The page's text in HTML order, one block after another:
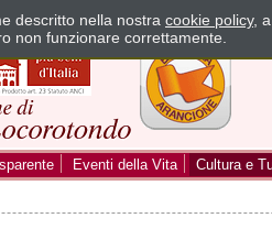
Eventi della Vita Cultura e
descritto nella nostra cookie policy,
non funzionare correttamente.